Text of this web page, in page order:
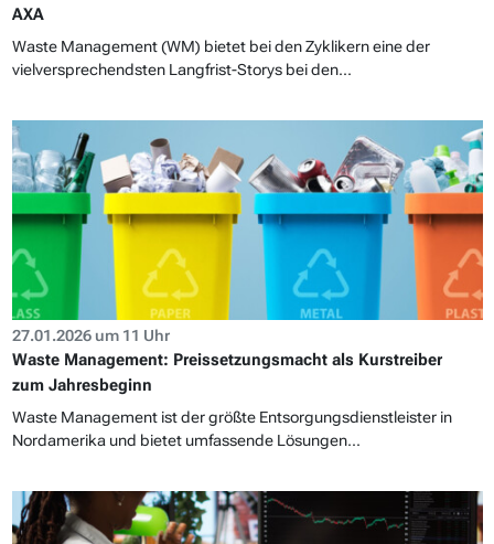
AXA
Waste Management (WM) bietet bei den Zyklikern eine der
vielversprechendsten Langfrist-Storys bei den...
27.01.2026 um 11 Uhr
Waste Management: Preissetzungsmacht als Kurstreiber
zum Jahresbeginn
Waste Management ist der größte Entsorgungsdienstleister in
Nordamerika und bietet umfassende Lösungen...